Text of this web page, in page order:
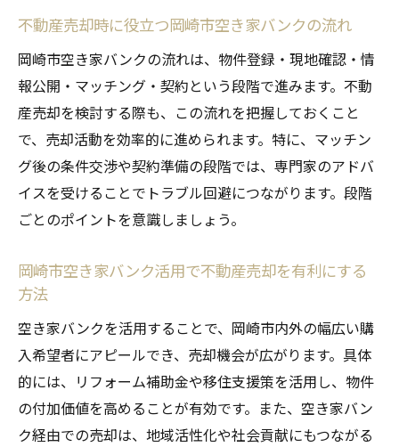
不動産売却時に役立つ岡崎市空き家バンクの流れ
岡崎市空き家バンクの流れは、物件登録・現地確認・情
報公開・マッチング・契約という段階で進みます。不動
産売却を検討する際も、この流れを把握しておくこと
で、売却活動を効率的に進められます。特に、マッチン
グ後の条件交渉や契約準備の段階では、専門家のアドバ
イスを受けることでトラブル回避につながります。段階
ごとのポイントを意識しましょう。
岡崎市空き家バンク活用で不動産売却を有利にする
方法
空き家バンクを活用することで、岡崎市内外の幅広い購
入希望者にアピールでき、売却機会が広がります。具体
的には、リフォーム補助金や移住支援策を活用し、物件
の付加価値を高めることが有効です。また、空き家バン
ク経由での売却は、地域活性化や社会貢献にもつながる